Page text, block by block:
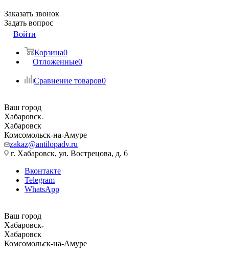
Заказать звонок
Задать вопрос
Войти
Корзина0
Отложенные0
Сравнение товаров0
Ваш город
Хабаровск
Хабаровск
Комсомольск-на-Амуре
zakaz@antilopadv.ru
г. Хабаровск, ул. Вострецова, д. 6
Вконтакте
Telegram
WhatsApp
Ваш город
Хабаровск
Хабаровск
Комсомольск-на-Амуре